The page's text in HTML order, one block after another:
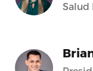
Salud